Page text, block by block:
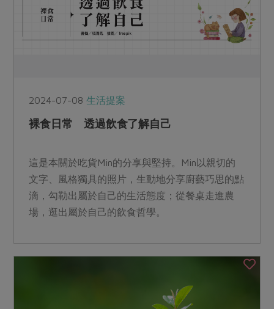
2024-07-08生活提案
裸食日常 透過飲食了解自己
這是本關於吃貨Min的分享與堅持。Min以親切的
文字、風格獨具的照片，生動地分享廚藝巧思的點
滴，勾勒出屬於自己的生活態度；從餐桌走進農
場，逛出屬於自己的飲食哲學。